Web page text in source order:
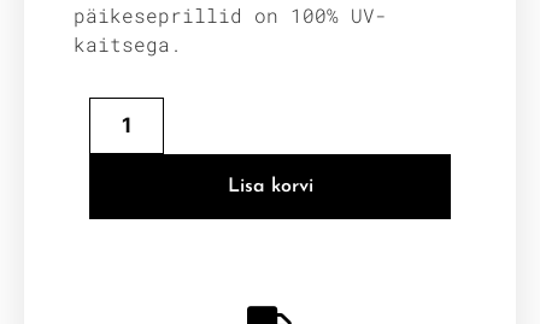
päikeseprillid on 100% UV-
kaitsega.
Lisa korvi